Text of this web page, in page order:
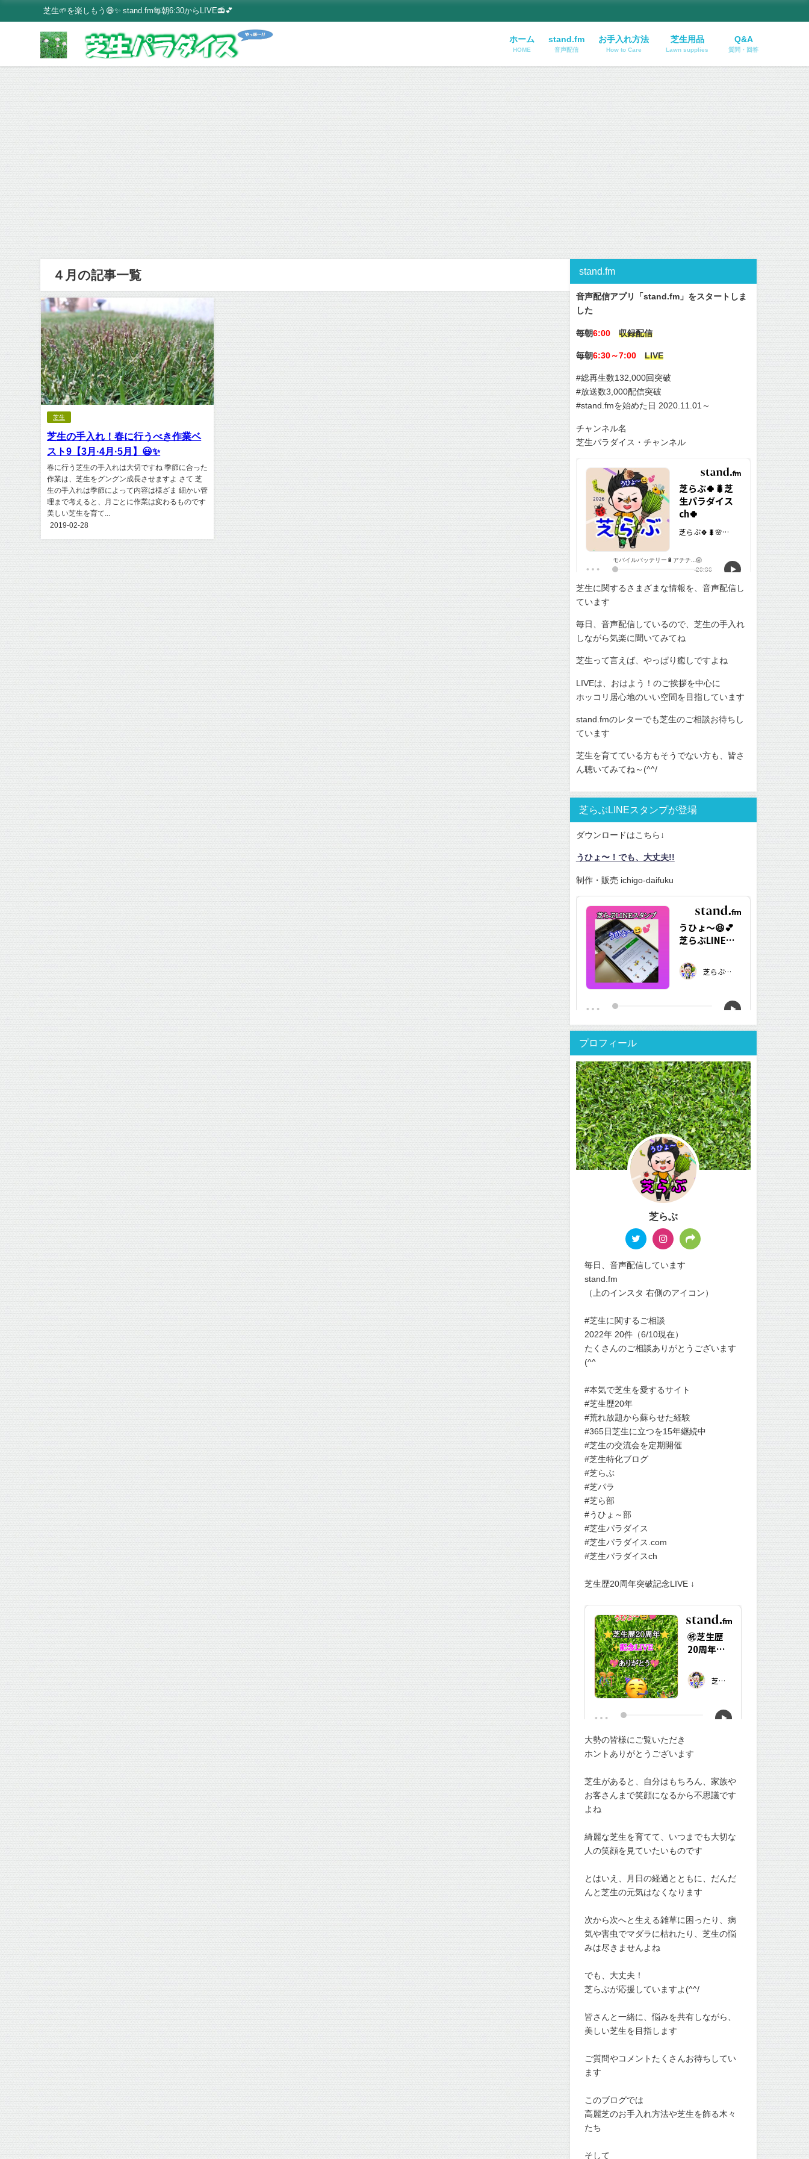
芝生🌱を楽しもう😄✨ stand.fm毎朝6:30からLIVE📻💕
ホーム
HOME
stand.fm
音声配信
お手入れ方法
How to Care
芝生用品
Lawn supplies
Q&A
質問・回答
４月の記事一覧
芝生
芝生の手入れ！春に行うべき作業ベ
スト9【3月·4月·5月】😃✨
春に行う芝生の手入れは大切ですね 季節に合った
作業は、芝生をグングン成長させますよ さて 芝
生の手入れは季節によって内容は様ざま 細かい管
理まで考えると、月ごとに作業は変わるものです
美しい芝生を育て...
2019-02-28
stand.fm
音声配信アプリ「stand.fm」をスタートしま
した
毎朝6:00 収録配信
毎朝6:30～7:00 LIVE
#総再生数132,000回突破
#放送数3,000配信突破
#stand.fmを始めた日 2020.11.01～
チャンネル名
芝生パラダイス・チャンネル
芝生に関するさまざまな情報を、音声配信し
ています
毎日、音声配信しているので、芝生の手入れ
しながら気楽に聞いてみてね
芝生って言えば、やっぱり癒しですよね
LIVEは、おはよう！のご挨拶を中心に
ホッコリ居心地のいい空間を目指しています
stand.fmのレターでも芝生のご相談お待ちし
ています
芝生を育てている方もそうでない方も、皆さ
ん聴いてみてね～(^^/
芝らぶLINEスタンプが登場
ダウンロードはこちら↓
うひょ〜！でも、大丈夫!!
制作・販売 ichigo-daifuku
プロフィール
芝らぶ
毎日、音声配信しています
stand.fm
（上のインスタ 右側のアイコン）
#芝生に関するご相談
2022年 20件（6/10現在）
たくさんのご相談ありがとうございます
(^^
#本気で芝生を愛するサイト
#芝生歴20年
#荒れ放題から蘇らせた経験
#365日芝生に立つを15年継続中
#芝生の交流会を定期開催
#芝生特化ブログ
#芝らぶ
#芝パラ
#芝ら部
#うひょ～部
#芝生パラダイス
#芝生パラダイス.com
#芝生パラダイスch
芝生歴20周年突破記念LIVE ↓
大勢の皆様にご覧いただき
ホントありがとうございます
芝生があると、自分はもちろん、家族や
お客さんまで笑顔になるから不思議です
よね
綺麗な芝生を育てて、いつまでも大切な
人の笑顔を見ていたいものです
とはいえ、月日の経過とともに、だんだ
んと芝生の元気はなくなります
次から次へと生える雑草に困ったり、病
気や害虫でマダラに枯れたり、芝生の悩
みは尽きませんよね
でも、大丈夫！
芝らぶが応援していますよ(^^/
皆さんと一緒に、悩みを共有しながら、
美しい芝生を目指します
ご質問やコメントたくさんお待ちしてい
ます
このブログでは
高麗芝のお手入れ方法や芝生を飾る木々
たち
そして